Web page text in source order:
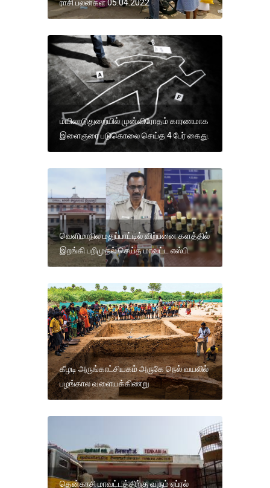
ராசி பலன்கள் 05.04.2022
மயிலாடுதுறையில் முன்விரோதம் காரணமாக
இளைஞரை படுகொலை செய்த 4 பேர் கைது.
வெளிமாநில மதுப்பாட்டில் விற்பனை களத்தில்
இறங்கி பறிமுதல் செய்த மாவட்ட எஸ்பி.
கீழடி அருங்காட்சியகம் அருகே நெல் வயலில்
பழங்கால வளையக்கிணறு
தென்காசி மாவட்டத்திற்கு வரும் ஏப்ரல்